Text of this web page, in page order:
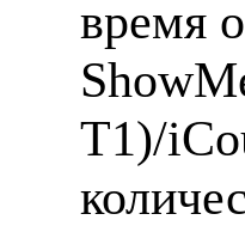
время
T1)/